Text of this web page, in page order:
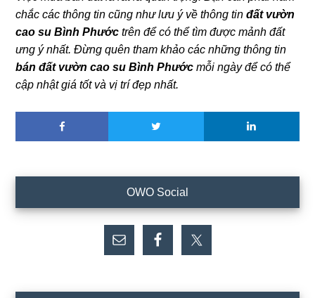
chắc các thông tin cũng như lưu ý về thông tin đất vườn
cao su Bình Phước trên để có thể tìm được mảnh đất
ưng ý nhất. Đừng quên tham khảo các những thông tin
bán đất vườn cao su Bình Phướcmỗi ngày để có thể
cập nhật giá tốt và vị trí đẹp nhất.
chính
OWO Social